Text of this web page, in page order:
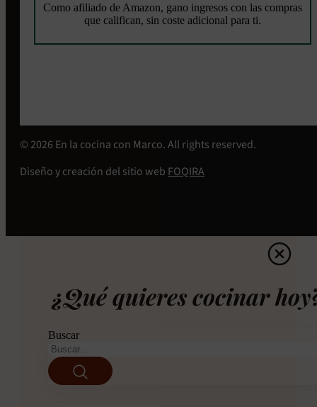
Como afiliado de Amazon, gano ingresos con las compras
que califican, sin coste adicional para ti.
© 2026 En la cocina con Marco. All rights reserved.
Diseño y creación del sitio web FOQIRA
¿Qué quieres cocinar
Buscar